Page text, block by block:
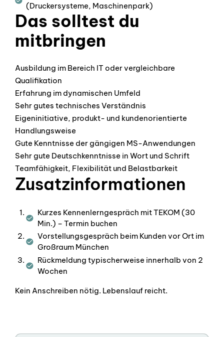
(Druckersysteme, Maschinenpark)
Das solltest du
mitbringen
Ausbildung im Bereich IT oder vergleichbare
Qualifikation
Erfahrung im dynamischen Umfeld
Sehr gutes technisches Verständnis
Eigeninitiative, produkt- und kundenorientierte
Handlungsweise
Gute Kenntnisse der gängigen MS-Anwendungen
Sehr gute Deutschkenntnisse in Wort und Schrift
Teamfähigkeit, Flexibilität und Belastbarkeit
Zusatzinformationen
Kurzes Kennenlerngespräch mit TEKOM (30
Min.) – Termin buchen
Vorstellungsgespräch beim Kunden vor Ort im
Großraum München
Rückmeldung typischerweise innerhalb von 2
Wochen
Kein Anschreiben nötig. Lebenslauf reicht.